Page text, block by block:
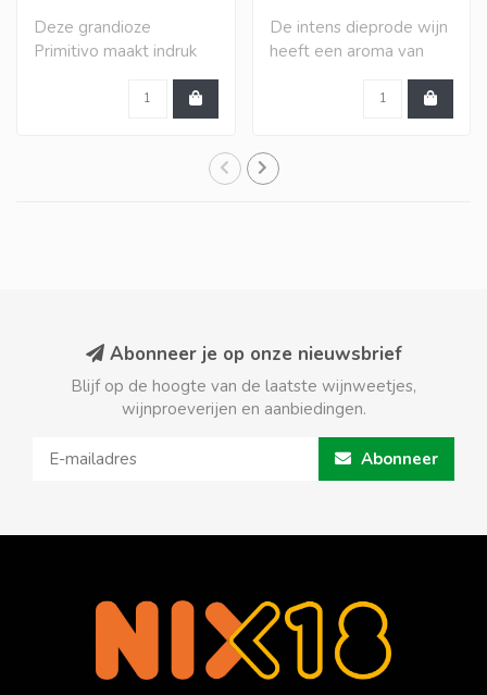
Deze grandioze
Primitivo maakt indruk
met een vol en zeer in..
De intens dieprode wijn
heeft een aroma van
Abonneer je op onze nieuwsbrief
Blijf op de hoogte van de laatste wijnweetjes,
wijnproeverijen en aanbiedingen.
Abonneer